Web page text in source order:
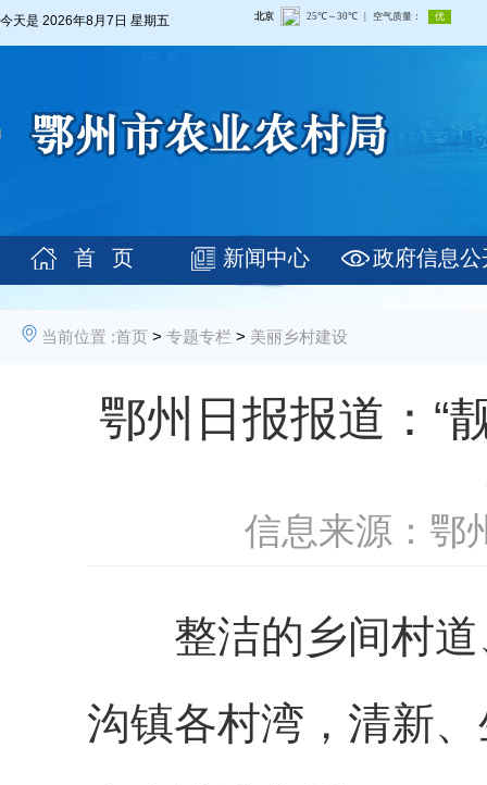
今天是 2026年8月7日 星期五
首 页 新闻中心 政府信息公
当前位置 :首页 > 专题专栏 > 美丽乡村建设
鄂州日报报道：“
信息来源：鄂
整洁的乡间村道
沟镇各村湾，清新